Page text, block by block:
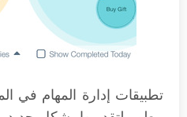
تطبيقات إدارة المهام في